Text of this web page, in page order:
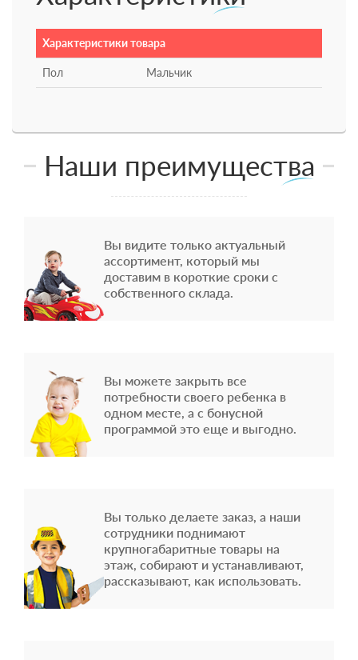
Характеристики товара
Пол Мальчик
Наши преимущества
Вы видите только актуальный
ассортимент, который мы
доставим в короткие сроки с
собственного склада.
Вы можете закрыть все
потребности своего ребенка в
одном месте, а с бонусной
программой это еще и выгодно.
Вы только делаете заказ, а наши
сотрудники поднимают
крупногабаритные товары на
этаж, собирают и устанавливают,
рассказывают, как использовать.